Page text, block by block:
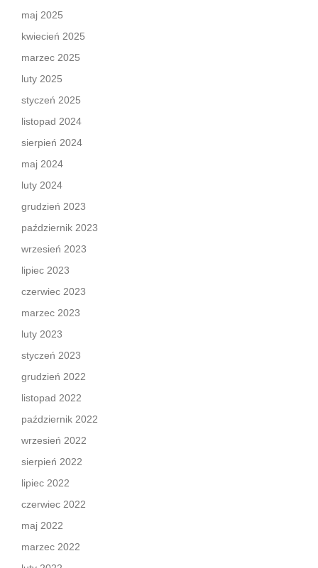
maj 2025
kwiecień 2025
marzec 2025
luty 2025
styczeń 2025
listopad 2024
sierpień 2024
maj 2024
luty 2024
grudzień 2023
październik 2023
wrzesień 2023
lipiec 2023
czerwiec 2023
marzec 2023
luty 2023
styczeń 2023
grudzień 2022
listopad 2022
październik 2022
wrzesień 2022
sierpień 2022
lipiec 2022
czerwiec 2022
maj 2022
marzec 2022